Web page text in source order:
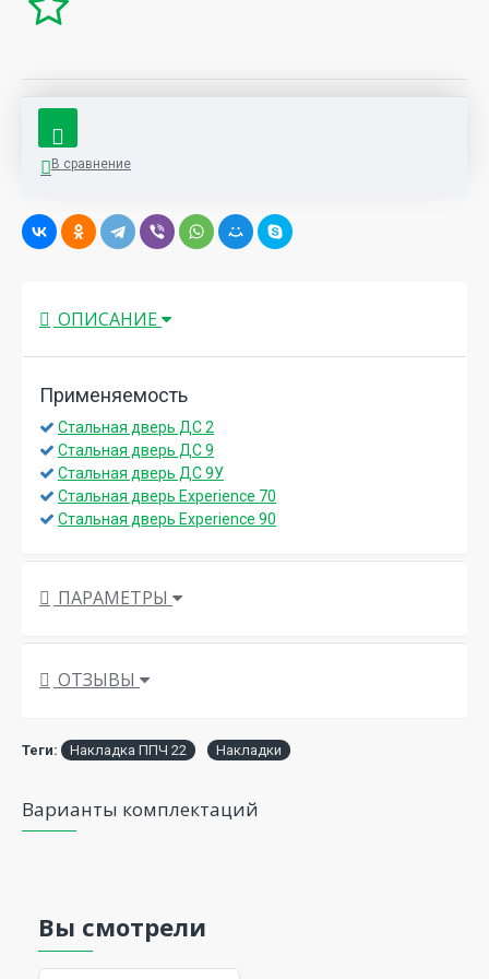
В сравнение
ОПИСАНИЕ
Применяемость
Стальная дверь ДС 2
Стальная дверь ДС 9
Стальная дверь ДС 9У
Стальная дверь Experience 70
Стальная дверь Experience 90
ПАРАМЕТРЫ
ОТЗЫВЫ
Теги: Накладка ППЧ 22 Накладки
Варианты комплектаций
Вы смотрели